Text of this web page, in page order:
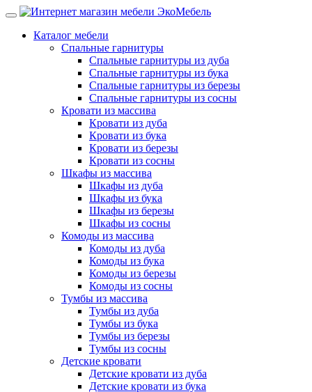
Каталог мебели
Спальные гарнитуры
Спальные гарнитуры из дуба
Спальные гарнитуры из бука
Спальные гарнитуры из березы
Спальные гарнитуры из сосны
Кровати из массива
Кровати из дуба
Кровати из бука
Кровати из березы
Кровати из сосны
Шкафы из массива
Шкафы из дуба
Шкафы из бука
Шкафы из березы
Шкафы из сосны
Комоды из массива
Комоды из дуба
Комоды из бука
Комоды из березы
Комоды из сосны
Тумбы из массива
Тумбы из дуба
Тумбы из бука
Тумбы из березы
Тумбы из сосны
Детские кровати
Детские кровати из дуба
Детские кровати из бука